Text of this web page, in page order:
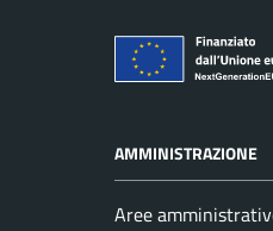
AMMINISTRAZIONE
Aree